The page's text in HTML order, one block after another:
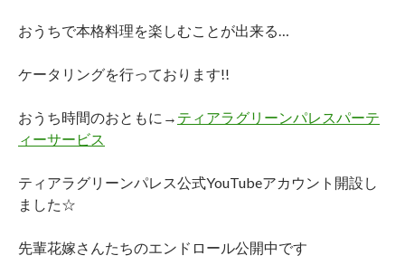
おうちで本格料理を楽しむことが出来る…
ケータリングを行っております!!
おうち時間のおともに→ ティアラグリーンパレスパーテ
ィーサービス
ティアラグリーンパレス公式YouTubeアカウント開設し
ました☆
先輩花嫁さんたちのエンドロール公開中です